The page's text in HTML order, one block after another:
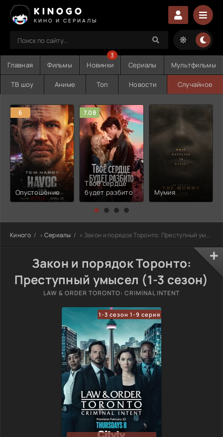
KINOGO
КИНО И СЕРИАЛЫ
Главная Фильмы Новинки
3
Сериалы Мультфильмы
ТВ шоу Аниме Топ Новости Случайное
6
Опустошение
7.08
Твоё сердце
будет разбито
Мумия
Киного » Сериалы » Закон и порядок Торонто: Преступный умысел
Закон и порядок Торонто:
Преступный умысел (1-3 сезон)
LAW & ORDER TORONTO: CRIMINAL INTENT
1-3 сезон 1-9 серия